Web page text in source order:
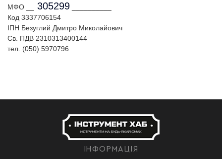
МФО __
305299
Код 3337706154
ІПН Безуглий Дмитро Миколайович
Св. ПДВ 2310313400144
тел. (050) 5970796
ІНФОРМАЦІЯ